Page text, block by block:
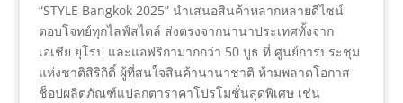
“STYLE Bangkok 2025” นำเสนอสินค้าหลากหลายดีไซน์
ตอบโจทย์ทุกไลฟ์สไตล์ ส่งตรงจากนานาประเทศทั้งจาก
เอเชีย ยุโรป และแอฟริกามากกว่า 50 บูธ ที่ ศูนย์การประชุม
แห่งชาติสิริกิติ์ ผู้ที่สนใจสินค้านานาชาติ ห้ามพลาดโอกาส
ช็อปผลิตภัณฑ์แปลกตาราคาโปรโมชั่นสุดพิเศษ เช่น